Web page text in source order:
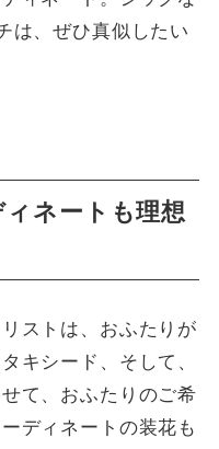
は、ぜひ真似したい
ネートも理想
ストは、おふたりが
キシード、そして、
て、おふたりのご希
ディネートの装花も